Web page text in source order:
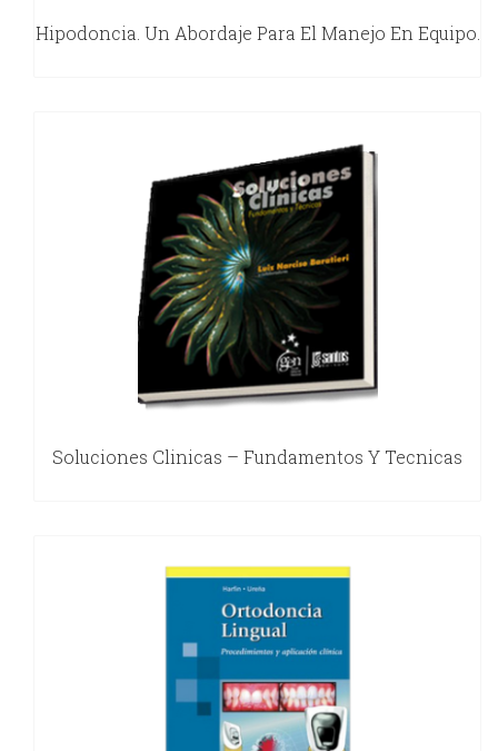
Hipodoncia. Un Abordaje Para El Manejo En Equipo.
Soluciones Clinicas – Fundamentos Y Tecnicas